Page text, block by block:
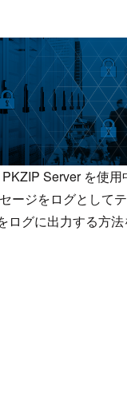
PKZIP Server を使
ージをログとして
ログに出力する方法